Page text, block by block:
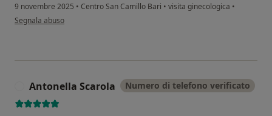
9 novembre 2025 • Centro San Camillo Bari • visita ginecologica •
secondo l'opinione dell'utente Daniela Abbrescia
Segnala abuso
Antonella Scarola Numero di telefono verificato